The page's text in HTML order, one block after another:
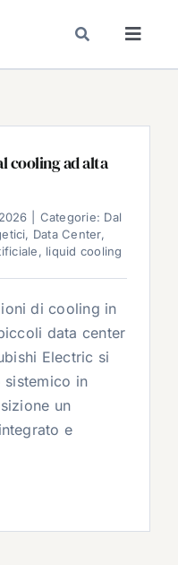
cooling ad alta
Categorie: Dal
, Data Center,
, liquid cooling
di cooling in
data center
Electric si
sistemico in
un
e